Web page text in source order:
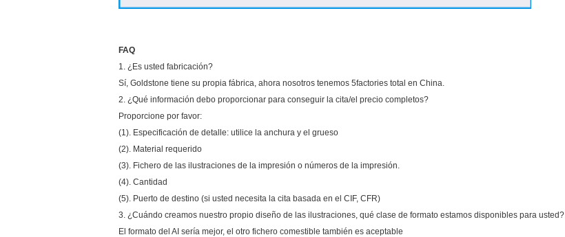
FAQ
1. ¿Es usted fabricación?
Sí, Goldstone tiene su propia fábrica, ahora nosotros tenemos 5factories total en China.
2. ¿Qué información debo proporcionar para conseguir la cita/el precio completos?
Proporcione por favor:
(1). Especificación de detalle: utilice la anchura y el grueso
(2). Material requerido
(3). Fichero de las ilustraciones de la impresión o números de la impresión.
(4). Cantidad
(5). Puerto de destino (si usted necesita la cita basada en el CIF, CFR)
3. ¿Cuándo creamos nuestro propio diseño de las ilustraciones, qué clase de formato estamos disponibles para usted?
El formato del AI sería mejor, el otro fichero comestible también es aceptable